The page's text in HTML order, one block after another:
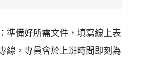
：準備好所需文件，填寫線上表
線，專員會於上班時間即刻為